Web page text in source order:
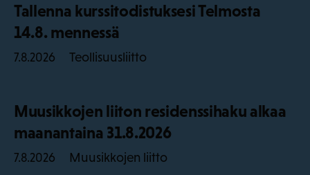
Tallenna kurssitodistuksesi Telmosta
14.8. mennessä
7.8.2026 Teollisuusliitto
Muusikkojen liiton residenssihaku alkaa
maanantaina 31.8.2026
7.8.2026 Muusikkojen liitto